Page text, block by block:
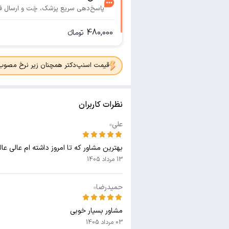
پاسخ‌دهی سریع پزشک، چَت و ارسال
480,000 تومانء
قیمت اسنپ‌دکتر همچنان زیر نرخ مصوب
نظرات کاربران
علی
بهترین مشاور که تا امروز داشته ام عالی
13 مرداد 1405
حمیدرضا
مشاور بسیار خوبی
03 مرداد 1405